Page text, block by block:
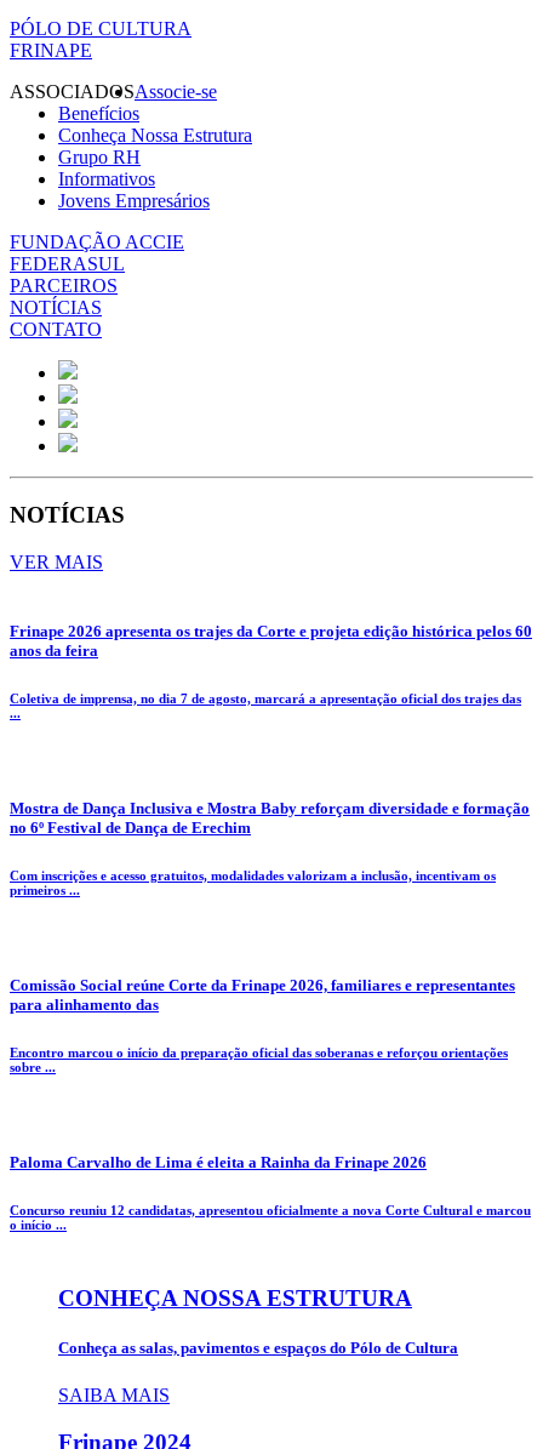
PÓLO DE CULTURA
FRINAPE
ASSOCIADOSAssocie-se
Benefícios
Conheça Nossa Estrutura
Grupo RH
Informativos
Jovens Empresários
FUNDAÇÃO ACCIE
FEDERASUL
PARCEIROS
NOTÍCIAS
CONTATO
NOTÍCIAS
VER MAIS
Frinape 2026 apresenta os trajes da Corte e projeta edição histórica pelos 60
anos da feira
Coletiva de imprensa, no dia 7 de agosto, marcará a apresentação oficial dos trajes das
...
Mostra de Dança Inclusiva e Mostra Baby reforçam diversidade e formação
no 6º Festival de Dança de Erechim
Com inscrições e acesso gratuitos, modalidades valorizam a inclusão, incentivam os
primeiros ...
Comissão Social reúne Corte da Frinape 2026, familiares e representantes
para alinhamento das
Encontro marcou o início da preparação oficial das soberanas e reforçou orientações
sobre ...
Paloma Carvalho de Lima é eleita a Rainha da Frinape 2026
Concurso reuniu 12 candidatas, apresentou oficialmente a nova Corte Cultural e marcou
o início ...
CONHEÇA NOSSA ESTRUTURA
Conheça as salas, pavimentos e espaços do Pólo de Cultura
SAIBA MAIS
Frinape 2024